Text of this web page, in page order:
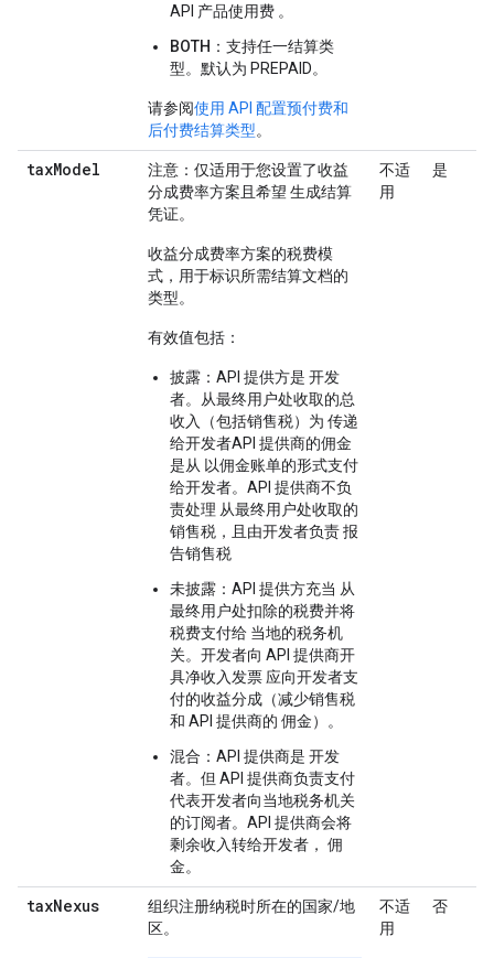
API 产品使用费 。
BOTH ：支持任一结算类
型。默认为 PREPAID。
请参阅使用 API 配置预付费和
后付费结算类型。
taxModel 注意 ：仅适用于您设置了收益
分成费率方案且希望 生成结算
凭证。
收益分成费率方案的税费模
式，用于标识所需结算文档的
类型。
有效值包括：
披露：API 提供方是 开发
者。从最终用户处收取的总
收入（包括销售税）为 传递
给开发者API 提供商的佣金
是从 以佣金账单的形式支付
给开发者。API 提供商不负
责处理 从最终用户处收取的
销售税，且由开发者负责 报
告销售税
未披露：API 提供方充当 从
最终用户处扣除的税费并将
税费支付给 当地的税务机
关。开发者向 API 提供商开
具净收入发票 应向开发者支
付的收益分成（减少销售税
和 API 提供商的 佣金）。
混合：API 提供商是 开发
者。但 API 提供商负责支付
代表开发者向当地税务机关
的订阅者。API 提供商会将
剩余收入转给开发者， 佣
金。
不适
用
是
taxNexus
组织注册纳税时所在的国家/地
区。
不适
用
否